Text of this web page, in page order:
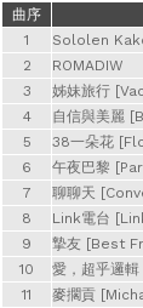
曲序
1
Sololen
2
ROMADIW
3
姊妹旅行
4
自信與美麗
5
38一朵花
6
午夜巴黎
7
聊聊天
8
Link電台
9
摯友 [Best
10
愛，超乎邏
11
麥擱貢